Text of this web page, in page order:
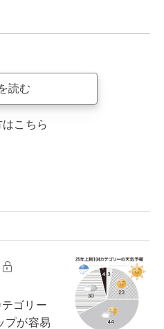
読む
こちら
ゴリー
プが容易